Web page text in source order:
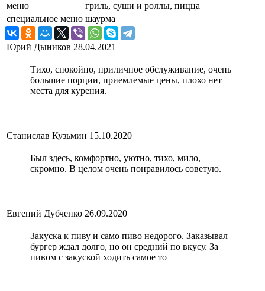
меню
гриль, суши и роллы, пицца
специальное меню шаурма
Юрий Дыников 28.04.2021
Тихо, спокойно, приличное обслуживание, очень
большие порции, приемлемые цены, плохо нет
места для курения.
Станислав Кузьмин 15.10.2020
Был здесь, комфортно, уютно, тихо, мило,
скромно. В целом очень понравилось советую.
Евгений Дубченко 26.09.2020
Закуска к пиву и само пиво недорого. Заказывал
бургер ждал долго, но он средний по вкусу. За
пивом с закуской ходить самое то